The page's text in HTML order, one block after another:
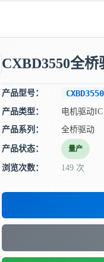
CXBD3550全
产品型号： CXBD3550
产品类型：
电机驱动IC
产品系列：
全桥驱动
产品状态： 量产
浏览次数： 149 次